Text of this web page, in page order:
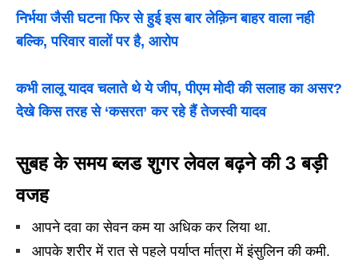
निर्भया जैसी घटना फिर से हुई इस बार लेक़िन बाहर वाला नही
बल्कि, परिवार वालों पर है, आरोप
कभी लालू यादव चलाते थे ये जीप, पीएम मोदी की सलाह का असर?
देखे किस तरह से ‘कसरत’ कर रहे हैं तेजस्वी यादव
सुबह के समय ब्लड शुगर लेवल बढ़ने की 3 बड़ी
वजह
आपने दवा का सेवन कम या अधिक कर लिया था.
आपके शरीर में रात से पहले पर्याप्त र्मात्रा में इंसुलिन की कमी.